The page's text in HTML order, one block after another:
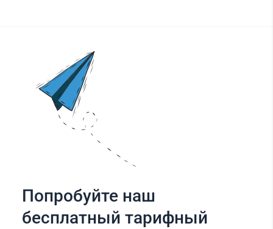
Попробуйте наш
бесплатный тарифный